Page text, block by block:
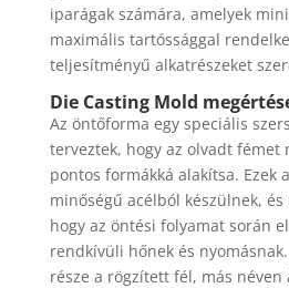
iparágak számára, amelyek
maximális tartóssággal
teljesítményű alkatrészeket
Die Casting Mold
Az öntőforma egy speciális
terveztek, hogy az olvadt fémet
pontos formákká alakítsa. Ezek
minőségű acélból készülnek,
hogy az öntési folyamat során
rendkívüli hőnek és
része a rögzített fél, más néven